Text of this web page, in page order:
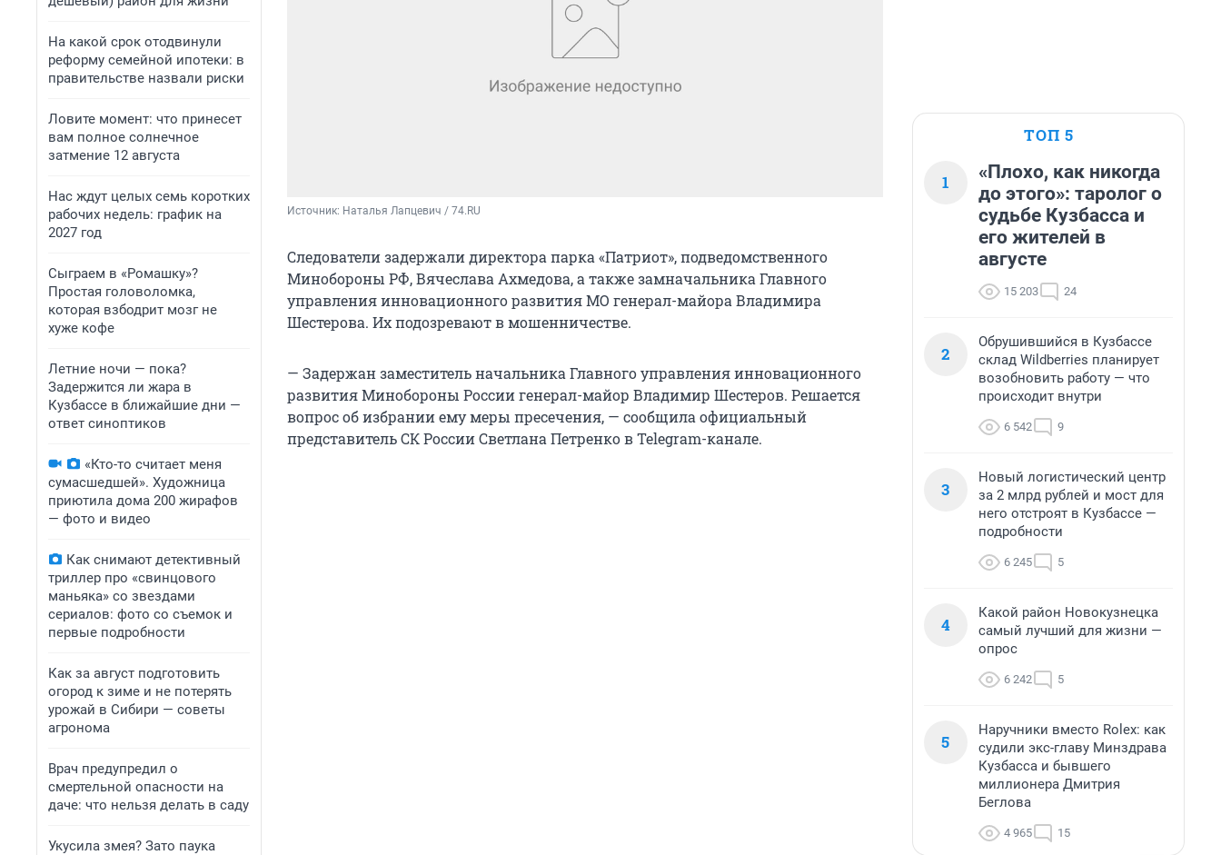
На какой срок отодвинули
реформу семейной ипотеки: в
правительстве назвали риски
Ловите момент: что принесет
вам полное солнечное
затмение 12 августа
Нас ждут целых семь коротких
рабочих недель: график на
2027 год
Сыграем в «Ромашку»?
Простая головоломка,
которая взбодрит мозг не
хуже кофе
Летние ночи — пока?
Задержится ли жара в
Кузбассе в ближайшие дни —
ответ синоптиков
«Кто-то считает меня
сумасшедшей». Художница
приютила дома 200 жирафов
— фото и видео
Как снимают детективный
триллер про «свинцового
маньяка» со звездами
сериалов: фото со съемок и
первые подробности
Как за август подготовить
огород к зиме и не потерять
урожай в Сибири — советы
агронома
Врач предупредил о
смертельной опасности на
даче: что нельзя делать в саду
Укусила змея? Зато паука
Источник: Наталья Лапцевич / 74.RU
Следователи задержали директора парка «Патриот», подведомственного
Минобороны РФ, Вячеслава Ахмедова, а также замначальника Главного
управления инновационного развития МО генерал-майора Владимира
Шестерова. Их подозревают в мошенничестве.
— Задержан заместитель начальника Главного управления инновационного
развития Минобороны России генерал-майор Владимир Шестеров. Решается
вопрос об избрании ему меры пресечения, — сообщила официальный
представитель СК России Светлана Петренко в Telegram-канале.
ТОП 5
1
«Плохо, как никогда
до этого»: таролог о
судьбе Кузбасса и
его жителей в
августе
15 203 24
2
Обрушившийся в Кузбассе
склад Wildberries планирует
возобновить работу — что
происходит внутри
6 542 9
3
Новый логистический центр
за 2 млрд рублей и мост для
него отстроят в Кузбассе —
подробности
6 245 5
4
Какой район Новокузнецка
самый лучший для жизни —
опрос
6 242 5
5
Наручники вместо Rolex: как
судили экс-главу Минздрава
Кузбасса и бывшего
миллионера Дмитрия
Беглова
4 965 15